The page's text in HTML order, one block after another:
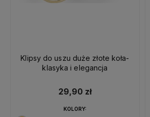
Klipsy do uszu duże złote koła-
klasyka i elegancja
29,90 zł
KOLORY: